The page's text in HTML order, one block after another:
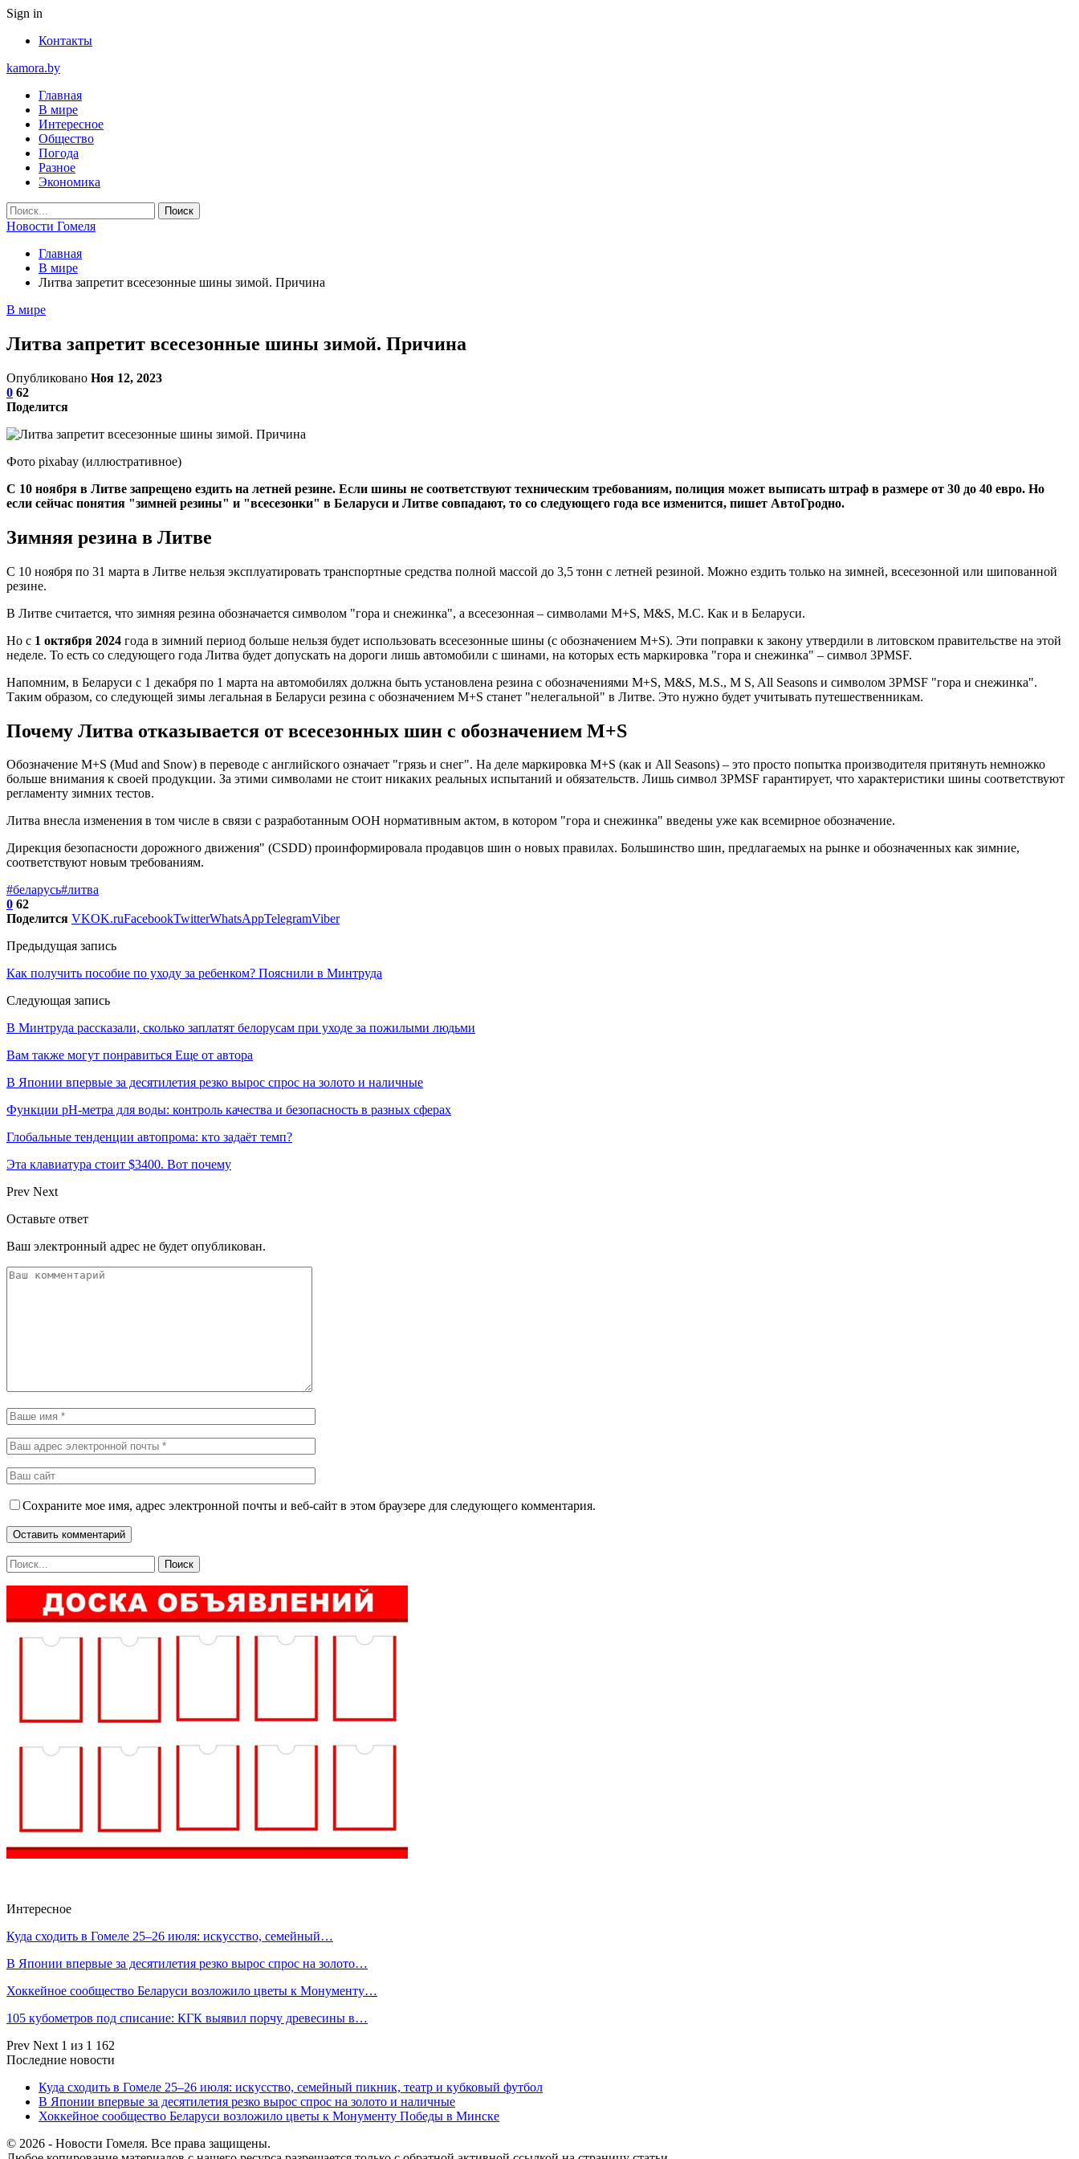
Sign in
Контакты
kamora.by
Главная
В мире
Интересное
Общество
Погода
Разное
Экономика
Новости Гомеля
Главная
В мире
Литва запретит всесезонные шины зимой. Причина
В мире
Литва запретит всесезонные шины зимой. Причина
Опубликовано Ноя 12, 2023
0 62
Поделится
Фото pixabay (иллюстративное)
С 10 ноября в Литве запрещено ездить на летней резине. Если шины не соответствуют техническим требованиям, полиция может выписать штраф в размере от 30 до 40 евро. Но
если сейчас понятия "зимней резины" и "всесезонки" в Беларуси и Литве совпадают, то со следующего года все изменится, пишет АвтоГродно.
Зимняя резина в Литве
С 10 ноября по 31 марта в Литве нельзя эксплуатировать транспортные средства полной массой до 3,5 тонн с летней резиной. Можно ездить только на зимней, всесезонной или шипованной
резине.
В Литве считается, что зимняя резина обозначается символом "гора и снежинка", а всесезонная – символами M+S, M&S, М.С. Как и в Беларуси.
Но с 1 октября 2024 года в зимний период больше нельзя будет использовать всесезонные шины (с обозначением М+S). Эти поправки к закону утвердили в литовском правительстве на этой
неделе. То есть со следующего года Литва будет допускать на дороги лишь автомобили с шинами, на которых есть маркировка "гора и снежинка" – символ 3PMSF.
Напомним, в Беларуси с 1 декабря по 1 марта на автомобилях должна быть установлена резина с обозначениями М+S, M&S, M.S., M S, All Seasons и символом 3PMSF "гора и снежинка".
Таким образом, со следующей зимы легальная в Беларуси резина с обозначением М+S станет "нелегальной" в Литве. Это нужно будет учитывать путешественникам.
Почему Литва отказывается от всесезонных шин с обозначением М+S
Обозначение М+S (Mud and Snow) в переводе с английского означает "грязь и снег". На деле маркировка М+S (как и All Seasons) – это просто попытка производителя притянуть немножко
больше внимания к своей продукции. За этими символами не стоит никаких реальных испытаний и обязательств. Лишь символ 3PMSF гарантирует, что характеристики шины соответствуют
регламенту зимних тестов.
Литва внесла изменения в том числе в связи с разработанным ООН нормативным актом, в котором "гора и снежинка" введены уже как всемирное обозначение.
Дирекция безопасности дорожного движения" (CSDD) проинформировала продавцов шин о новых правилах. Большинство шин, предлагаемых на рынке и обозначенных как зимние,
соответствуют новым требованиям.
#беларусь#литва
0 62
Поделится VKOK.ruFacebookTwitterWhatsAppTelegramViber
Предыдущая запись
Как получить пособие по уходу за ребенком? Пояснили в Минтруда
Следующая запись
В Минтруда рассказали, сколько заплатят белорусам при уходе за пожилыми людьми
Вам также могут понравиться Еще от автора
В Японии впервые за десятилетия резко вырос спрос на золото и наличные
Функции pH-метра для воды: контроль качества и безопасность в разных сферах
Глобальные тенденции автопрома: кто задаёт темп?
Эта клавиатура стоит $3400. Вот почему
Prev Next
Оставьте ответ
Ваш электронный адрес не будет опубликован.
Сохраните мое имя, адрес электронной почты и веб-сайт в этом браузере для следующего комментария.
Интересное
Куда сходить в Гомеле 25–26 июля: искусство, семейный…
В Японии впервые за десятилетия резко вырос спрос на золото…
Хоккейное сообщество Беларуси возложило цветы к Монументу…
105 кубометров под списание: КГК выявил порчу древесины в…
Prev Next 1 из 1 162
Последние новости
Куда сходить в Гомеле 25–26 июля: искусство, семейный пикник, театр и кубковый футбол
В Японии впервые за десятилетия резко вырос спрос на золото и наличные
Хоккейное сообщество Беларуси возложило цветы к Монументу Победы в Минске
© 2026 - Новости Гомеля. Все права защищены.